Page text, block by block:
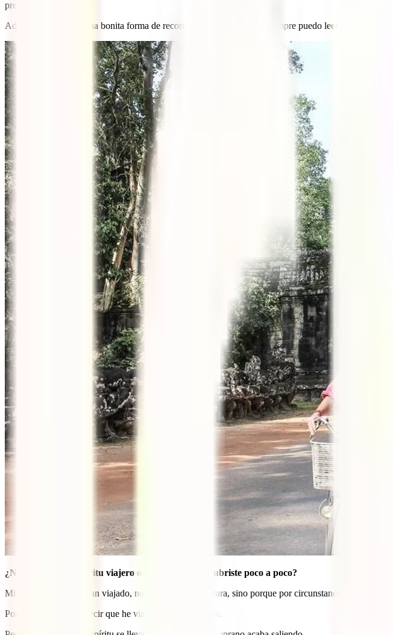
preparaba mis viajes.
Además, me parecía una bonita forma de recordar mis viajes, ya que siempre puedo leer mis aventuras
¿Naciste con ese espíritu viajero o fue algo que descubriste poco a poco?
Mis padres nunca habían viajado, no porque no les gustara, sino porque por circunstancias de la vida
Por lo que no puedo decir que he viajado desde pequeña.